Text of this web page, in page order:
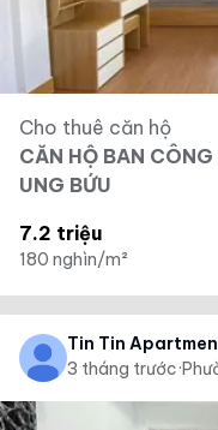
Cho thuê căn hộ
CĂN HỘ BAN CÔNG
UNG BỨU
7.2 triệu
180 nghìn/m²
Tin Tin
3 tháng trước·